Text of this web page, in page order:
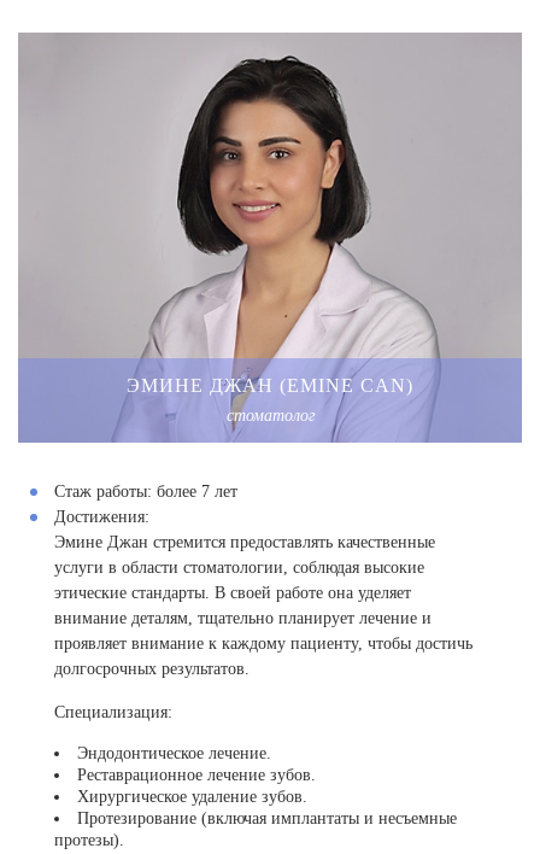
ЭМИНЕ ДЖАН (EMINE CAN)
стоматолог
Стаж работы: более 7 лет
Достижения:
Эмине Джан стремится предоставлять качественные
услуги в области стоматологии, соблюдая высокие
этические стандарты. В своей работе она уделяет
внимание деталям, тщательно планирует лечение и
проявляет внимание к каждому пациенту, чтобы достичь
долгосрочных результатов.
Специализация:
Эндодонтическое лечение.
Реставрационное лечение зубов.
Хирургическое удаление зубов.
Протезирование (включая имплантаты и несъемные
протезы).